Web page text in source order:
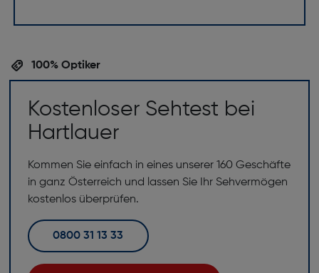
100% Optiker
Kostenloser Sehtest bei
Hartlauer
Kommen Sie einfach in eines unserer 160 Geschäfte
in ganz Österreich und lassen Sie Ihr Sehvermögen
kostenlos überprüfen.
0800 31 13 33